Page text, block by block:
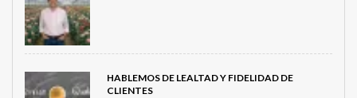
HABLEMOS DE LEALTAD Y FIDELIDAD DE
CLIENTES